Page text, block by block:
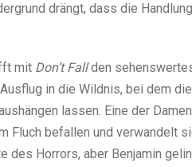
drängt, dass die
mit Don’t Fallden
in die Wildnis, bei dem
lassen. Eine der
Fluch befallen und verwandelt
des Horrors, aber Benjamin